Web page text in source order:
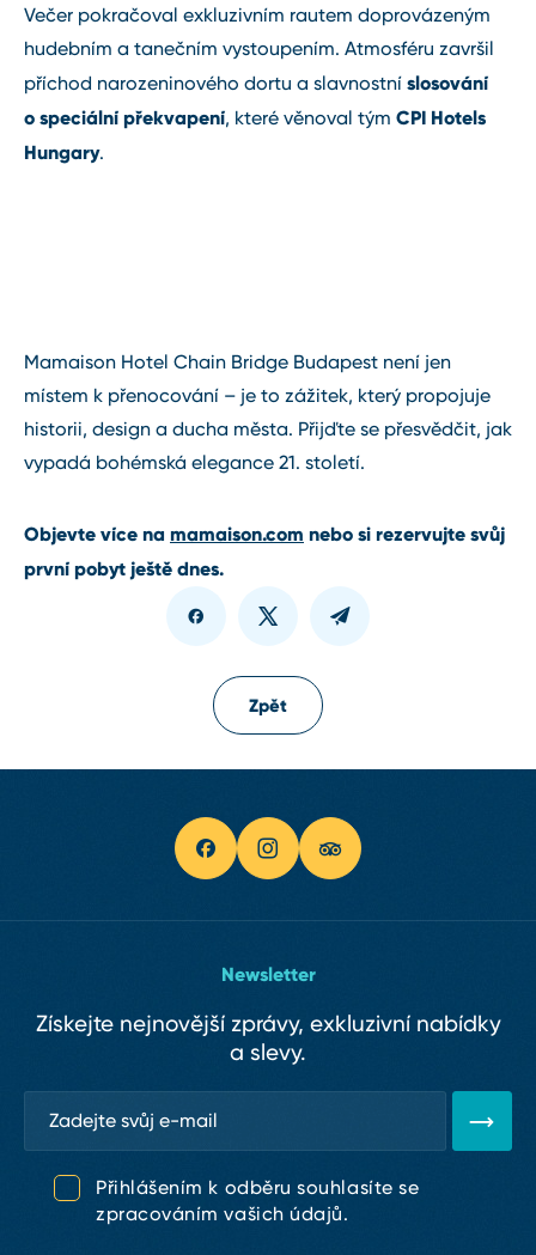
Večer pokračoval exkluzivním rautem doprovázeným
hudebním a tanečním vystoupením. Atmosféru završil
příchod narozeninového dortu a slavnostní slosování
o speciální překvapení, které věnoval tým CPI Hotels
Hungary.
Mamaison Hotel Chain Bridge Budapest není jen
místem k přenocování – je to zážitek, který propojuje
historii, design a ducha města. Přijďte se přesvědčit, jak
vypadá bohémská elegance 21. století.
Objevte více na mamaison.com nebo si rezervujte svůj
první pobyt ještě dnes.
Zpět
Newsletter
Získejte nejnovější zprávy, exkluzivní nabídky
a slevy.
Přihlášením k odběru souhlasíte se
zpracováním vašich údajů.